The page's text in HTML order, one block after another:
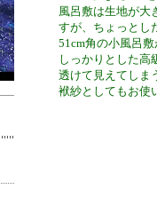
風呂敷は生地が大
すが、ちょっとし
51cm角の小風呂
しっかりとした高
透けて見えてしま
袱紗としてもお使